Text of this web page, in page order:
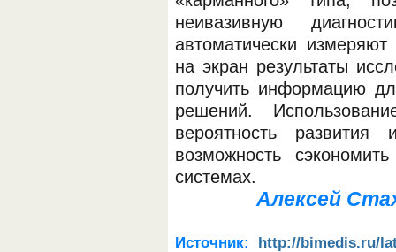
неивазивную
автоматически
на экран результаты
получить информацию
решений.
вероятность
возможность
системах.
Алексей
Источник:
http://bimedis.ru/